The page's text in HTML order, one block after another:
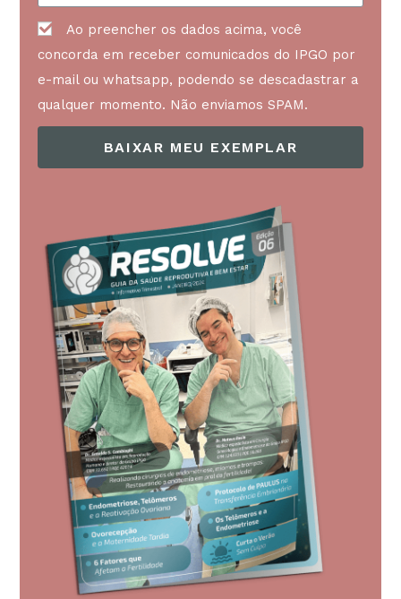
Ao preencher os dados acima, você
concorda em receber comunicados do IPGO por
e-mail ou whatsapp, podendo se descadastrar a
qualquer momento. Não enviamos SPAM.
BAIXAR MEU EXEMPLAR